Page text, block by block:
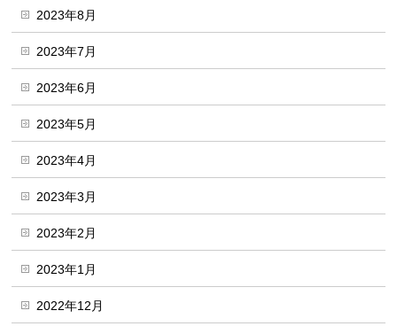
2023年8月
2023年7月
2023年6月
2023年5月
2023年4月
2023年3月
2023年2月
2023年1月
2022年12月